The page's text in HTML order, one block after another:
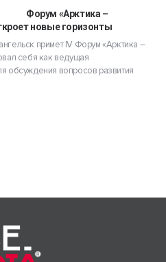
Форум «Арктика –
новые горизонты
примет IV Форум «Арктика –
себя как ведущая
обсуждения вопросов развития